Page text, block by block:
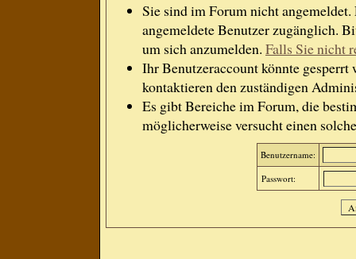
Sie sind im Forum nicht
angemeldete Benutzer zugänglich.
um sich anzumelden. Falls Sie nicht
Ihr Benutzeraccount könnte gesperrt
kontaktieren den zuständigen
Es gibt Bereiche im Forum, die
möglicherweise versucht einen
Benutzername:
Passwort: